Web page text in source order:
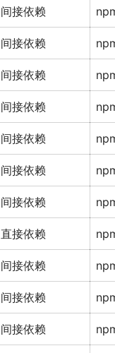
间接依赖
间接依赖
间接依赖
间接依赖
间接依赖
间接依赖
间接依赖
直接依赖
间接依赖
间接依赖
间接依赖